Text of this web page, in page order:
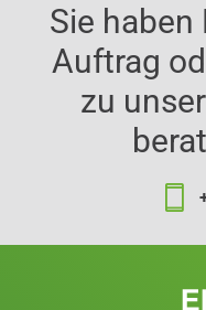
Sie haben
Auftrag
zu